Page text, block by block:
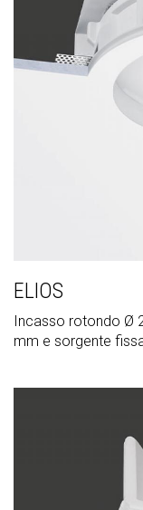
ELIOS
Incasso rotondo Ø
mm e sorgente